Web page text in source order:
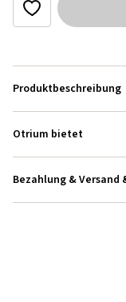
Produktbeschreibung
Otrium bietet
Bezahlung & Versand